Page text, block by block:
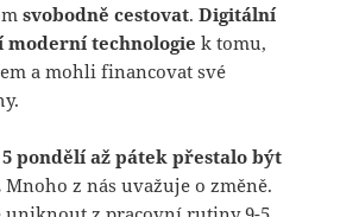
svobodně cestovat.Digitální
technologie k tomu,
a mohli financovat své
pondělí až pátek přestalo být
Mnoho z nás uvažuje o změně.